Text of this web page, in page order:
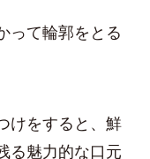
って輪郭をとる
けをすると、鮮
る魅力的な口元